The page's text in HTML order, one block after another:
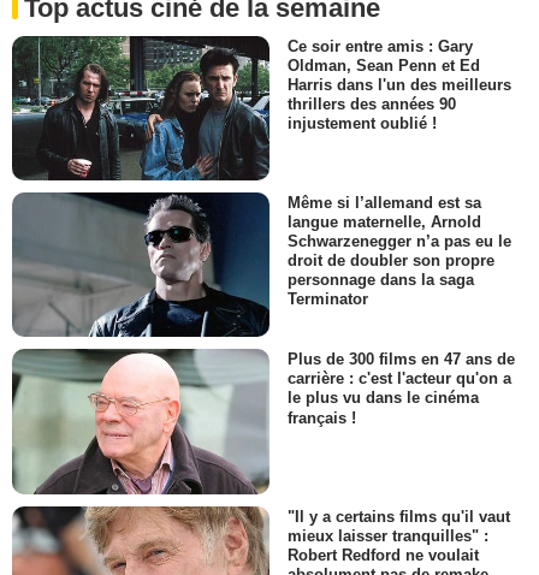
Top actus ciné de la semaine
Ce soir entre amis : Gary
Oldman, Sean Penn et Ed
Harris dans l'un des meilleurs
thrillers des années 90
injustement oublié !
Même si l’allemand est sa
langue maternelle, Arnold
Schwarzenegger n’a pas eu le
droit de doubler son propre
personnage dans la saga
Terminator
Plus de 300 films en 47 ans de
carrière : c'est l'acteur qu'on a
le plus vu dans le cinéma
français !
"Il y a certains films qu'il vaut
mieux laisser tranquilles" :
Robert Redford ne voulait